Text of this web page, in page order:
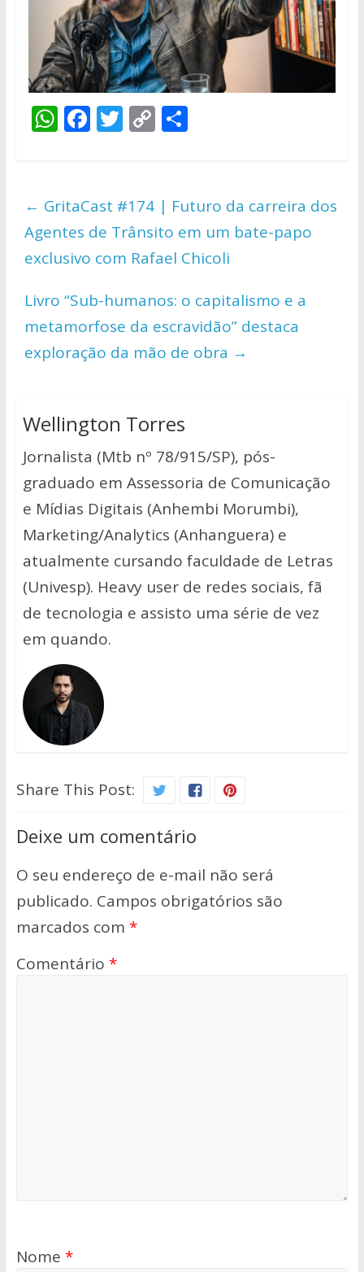
W
s
A
p
p
F
b
o
o
k
T
er
C
y
Li
n
k
S
e
← GritaCast #174 | Futuro da carreira dos
Agentes de Trânsito em um bate-papo
exclusivo com Rafael Chicoli
Livro “Sub-humanos: o capitalismo e a
metamorfose da escravidão” destaca
exploração da mão de obra →
Wellington Torres
Jornalista (Mtb nº 78/915/SP), pós-
graduado em Assessoria de Comunicação
e Mídias Digitais (Anhembi Morumbi),
Marketing/Analytics (Anhanguera) e
atualmente cursando faculdade de Letras
(Univesp). Heavy user de redes sociais, fã
de tecnologia e assisto uma série de vez
em quando.
Share This Post:
Deixe um comentário
O seu endereço de e-mail não será
publicado. Campos obrigatórios são
marcados com *
Comentário *
Nome *